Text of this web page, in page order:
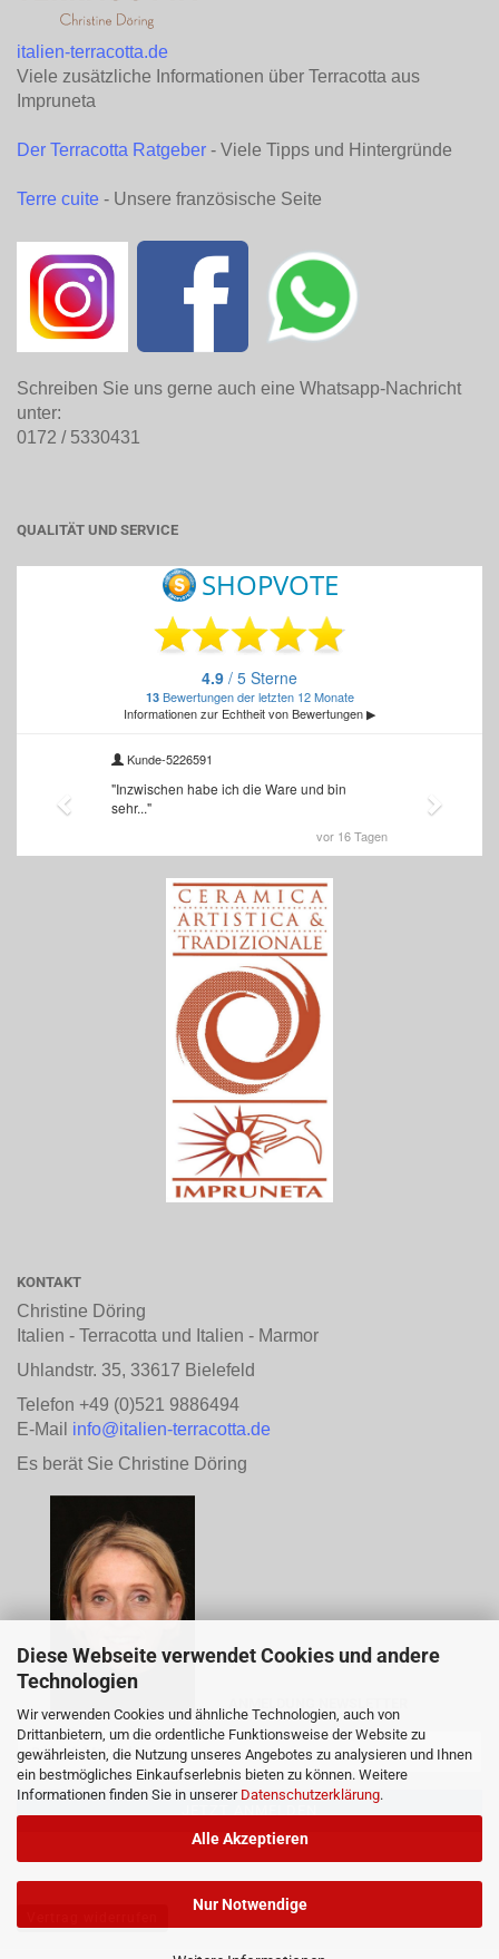
Diese Webseite verwendet Cookies und andere
Technologien
Wir verwenden Cookies und ähnliche Technologien, auch von
Drittanbietern, um die ordentliche Funktionsweise der Website zu
gewährleisten, die Nutzung unseres Angebotes zu analysieren und Ihnen
ein bestmögliches Einkaufserlebnis bieten zu können. Weitere
Informationen finden Sie in unserer Datenschutzerklärung.
Alle Akzeptieren
Nur Notwendige
italien-terracotta.de
Viele zusätzliche Informationen über Terracotta aus
Impruneta
Der Terracotta Ratgeber - Viele Tipps und Hintergründe
Terre cuite - Unsere französische Seite
Schreiben Sie uns gerne auch eine Whatsapp-Nachricht
unter:
0172 / 5330431
QUALITÄT UND SERVICE
KONTAKT
Christine Döring
Italien - Terracotta und Italien - Marmor
Uhlandstr. 35, 33617 Bielefeld
Telefon +49 (0)521 9886494
E-Mail info@italien-terracotta.de
Es berät Sie Christine Döring